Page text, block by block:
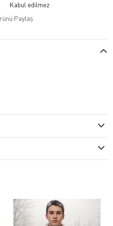
Paylaş